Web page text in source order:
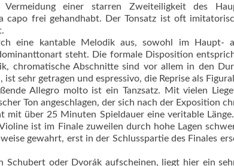
einer starren Zweiteiligkeit des
capo frei gehandhabt. Der Tonsatz ist oft
eine kantable Melodik aus, sowohl im Haupt-
steht. Die formale Disposition
chromatische Abschnitte sind vor allem in den
sehr getragen und espressivo, die Reprise als
Allegro molto ist ein Tanzsatz. Mit vielen
Ton angeschlagen, der sich nach der Exposition
mit über 25 Minuten Spieldauer eine veritable
ist im Finale zuweilen durch hohe Lagen
gewahrt, erst in der Schlusspartie des Finales
Schubert oder Dvorák aufscheinen, liegt hier ein